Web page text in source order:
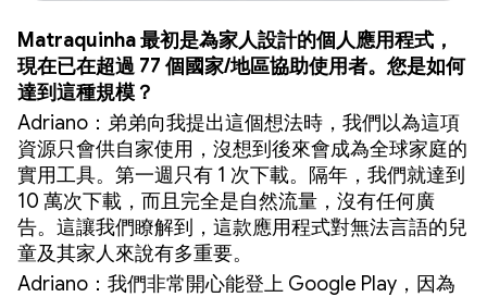
Matraquinha 最初是為家人設計的個人應用程式，
現在已在超過 77 個國家/地區協助使用者。您是如何
達到這種規模？
Adriano：弟弟向我提出這個想法時，我們以為這項
資源只會供自家使用，沒想到後來會成為全球家庭的
實用工具。第一週只有 1 次下載。隔年，我們就達到
10 萬次下載，而且完全是自然流量，沒有任何廣
告。這讓我們瞭解到，這款應用程式對無法言語的兒
童及其家人來說有多重要。
Adriano：我們非常開心能登上 Google Play，因為